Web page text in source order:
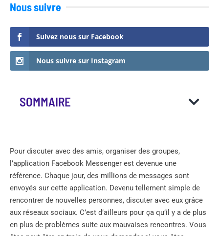
Nous suivre
Suivez nous sur Facebook
Nous suivre sur Instagram
SOMMAIRE
Pour discuter avec des amis, organiser des groupes,
l’application Facebook Messenger est devenue une
référence. Chaque jour, des millions de messages sont
envoyés sur cette application. Devenu tellement simple de
rencontrer de nouvelles personnes, discuter avec eux grâce
aux réseaux sociaux. C’est d’ailleurs pour ça qu’il y a de plus
en plus de problèmes suite aux mauvaises rencontres. Vous